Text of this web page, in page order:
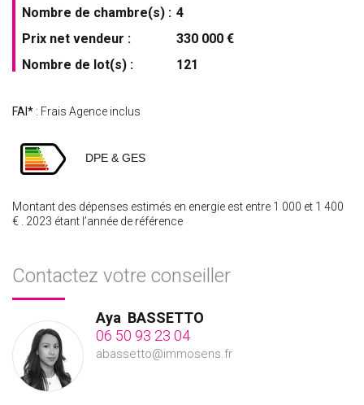
Nombre de chambre(s) : 4
Prix net vendeur :
330 000 €
Nombre de lot(s) :
121
FAI* : Frais Agence inclus
DPE & GES
Montant des dépenses estimés en energie est entre 1 000 et 1 400
€ . 2023 étant l’année de référence
Contactez votre conseiller
Aya BASSETTO
06 50 93 23 04
abassetto@immosens.fr